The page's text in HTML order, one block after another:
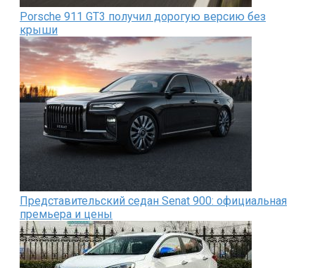
Porsche 911 GT3 получил дорогую версию без
крыши
Представительский седан Senat 900: официальная
премьера и цены